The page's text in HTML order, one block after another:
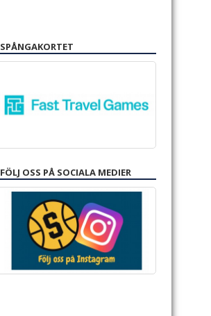
SPÅNGAKORTET
FÖLJ OSS PÅ SOCIALA MEDIER